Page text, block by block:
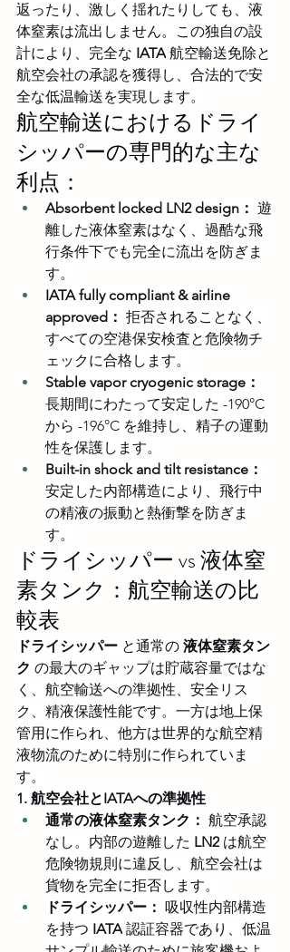
返ったり、激しく揺れたりしても、液
体窒素は流出しません。この独自の設
計により、完全な IATA 航空輸送免除と
航空会社の承認を獲得し、合法的で安
全な低温輸送を実現します。
航空輸送におけるドライ
シッパーの専門的な主な
利点：
Absorbent locked LN2 design： 遊
離した液体窒素はなく、過酷な飛
行条件下でも完全に流出を防ぎま
す。
IATA fully compliant & airline
approved： 拒否されることなく、
すべての空港保安検査と危険物チ
ェックに合格します。
Stable vapor cryogenic storage：
長期間にわたって安定した -190°C
から -196°C を維持し、精子の運動
性を保護します。
Built-in shock and tilt resistance：
安定した内部構造により、飛行中
の精液の振動と熱衝撃を防ぎま
す。
ドライシッパー vs 液体窒
素タンク：航空輸送の比
較表
ドライシッパー と通常の 液体窒素タン
ク の最大のギャップは貯蔵容量ではな
く、航空輸送への準拠性、安全リス
ク、精液保護性能です。一方は地上保
管用に作られ、他方は世界的な航空精
液物流のために特別に作られていま
す。
1. 航空会社とIATAへの準拠性
通常の液体窒素タンク： 航空承認
なし。内部の遊離した LN2 は航空
危険物規則に違反し、航空会社は
貨物を完全に拒否します。
ドライシッパー： 吸収性内部構造
を持つ IATA 認証容器であり、低温